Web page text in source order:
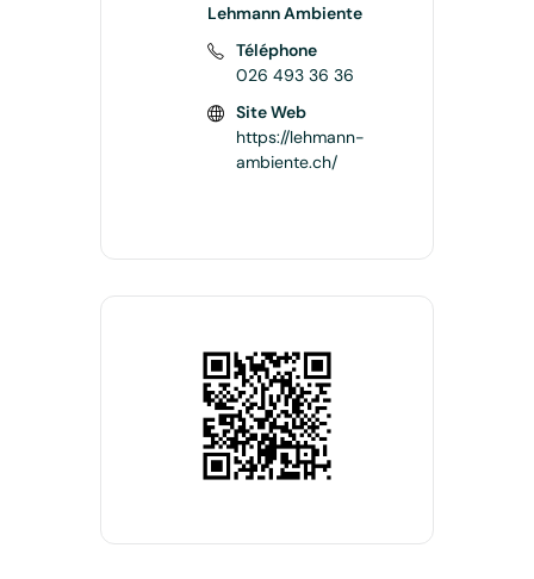
Lehmann Ambiente
Téléphone
026 493 36 36
Site Web
https://lehmann-
ambiente.ch/